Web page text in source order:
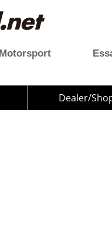
Motorsport
Dealer/